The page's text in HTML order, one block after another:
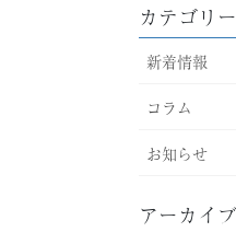
カテゴリー
新着情報
コラム
お知らせ
アーカイブ